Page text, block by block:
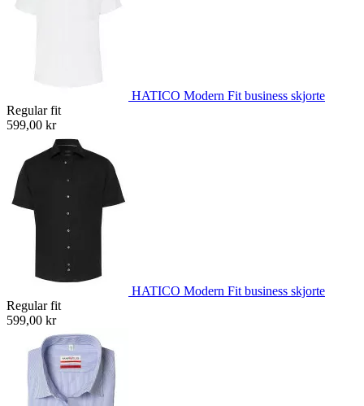
HATICO Modern Fit business skjorte
Regular fit
599,00 kr
HATICO Modern Fit business skjorte
Regular fit
599,00 kr